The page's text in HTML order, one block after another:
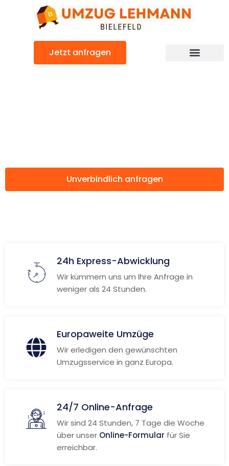
Jetzt anfragen
Unverbindlich anfragen
24h Express-Abwicklung
Wir kümmern uns um Ihre Anfrage in
weniger als 24 Stunden.
Europaweite Umzüge
Wir erledigen den gewünschten
Umzugsservice in ganz Europa.
24/7 Online-Anfrage
Wir sind 24 Stunden, 7 Tage die Woche
über unser Online-Formular für Sie
erreichbar.